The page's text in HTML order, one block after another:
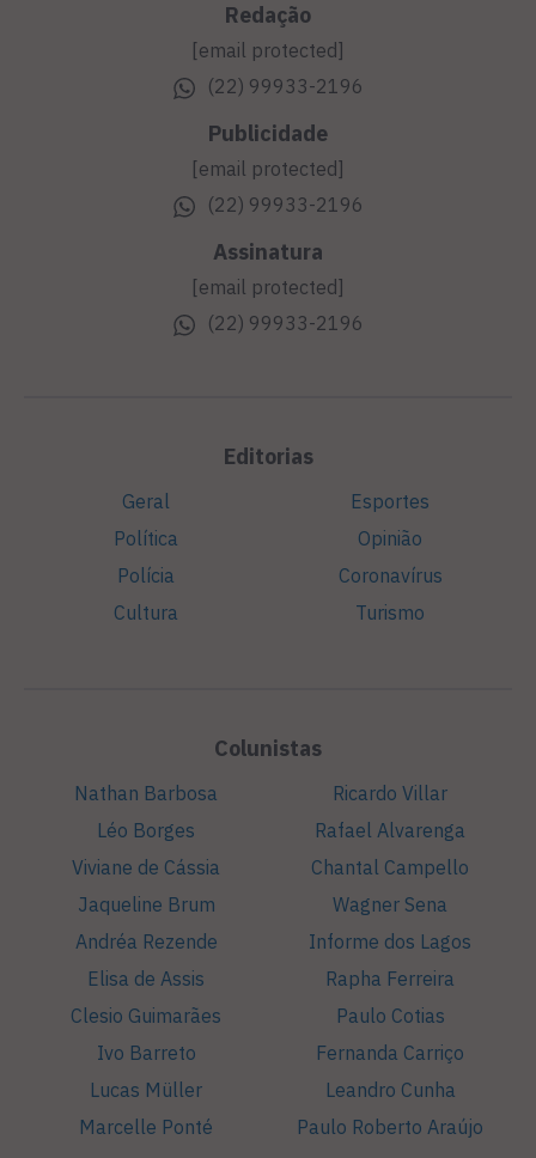
Redação
[email protected]
(22) 99933-2196
Publicidade
[email protected]
(22) 99933-2196
Assinatura
[email protected]
(22) 99933-2196
Editorias
Geral
Política
Polícia
Cultura
Esportes
Opinião
Coronavírus
Turismo
Colunistas
Nathan Barbosa
Léo Borges
Viviane de Cássia
Jaqueline Brum
Andréa Rezende
Elisa de Assis
Clesio Guimarães
Ivo Barreto
Lucas Müller
Marcelle Ponté
Ricardo Villar
Rafael Alvarenga
Chantal Campello
Wagner Sena
Informe dos Lagos
Rapha Ferreira
Paulo Cotias
Fernanda Carriço
Leandro Cunha
Paulo Roberto Araújo